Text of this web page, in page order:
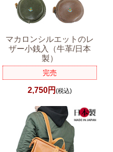
マカロンシルエットのレ
ザー小銭入（牛革/日本
製）
完売
2,750円 (税込)